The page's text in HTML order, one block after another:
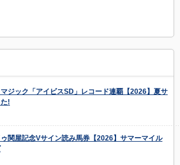
ジック「アイビスSD」レコード連覇【2026】夏サ
!
関屋記念Vサイン読み馬券【2026】サマーマイル